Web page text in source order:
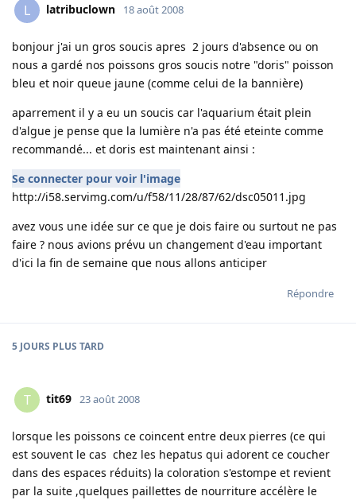
L latribuclown 18 août 2008
bonjour j'ai un gros soucis apres 2 jours d'absence ou on
nous a gardé nos poissons gros soucis notre "doris" poisson
bleu et noir queue jaune (comme celui de la bannière)
aparrement il y a eu un soucis car l'aquarium était plein
d'algue je pense que la lumière n'a pas été eteinte comme
recommandé... et doris est maintenant ainsi :
Se connecter pour voir l'image
http://i58.servimg.com/u/f58/11/28/87/62/dsc05011.jpg
avez vous une idée sur ce que je dois faire ou surtout ne pas
faire ? nous avions prévu un changement d'eau important
d'ici la fin de semaine que nous allons anticiper
Répondre
5 JOURS PLUS TARD
T tit69 23 août 2008
lorsque les poissons ce coincent entre deux pierres (ce qui
est souvent le cas chez les hepatus qui adorent ce coucher
dans des espaces réduits) la coloration s'estompe et revient
par la suite ,quelques paillettes de nourriture accélère le